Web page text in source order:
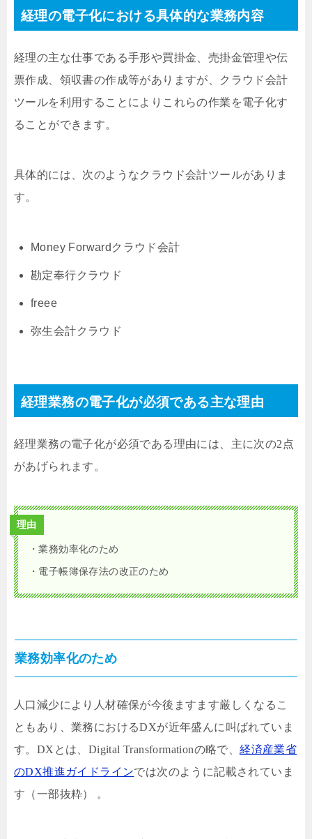
経理の電子化における具体的な業務内容
経理の主な仕事である手形や買掛金、売掛金管理や伝
票作成、領収書の作成等がありますが、クラウド会計
ツールを利用することによりこれらの作業を電子化す
ることができます。
具体的には、次のようなクラウド会計ツールがありま
す。
Money Forwardクラウド会計
勘定奉行クラウド
freee
弥生会計クラウド
経理業務の電子化が必須である主な理由
経理業務の電子化が必須である理由には、主に次の2点
があげられます。
理由
・業務効率化のため
・電子帳簿保存法の改正のため
業務効率化のため
人口減少により人材確保が今後ますます厳しくなるこ
ともあり、業務におけるDXが近年盛んに叫ばれていま
す。DXとは、Digital Transformationの略で、経済産業省
のDX推進ガイドラインでは次のように記載されていま
す（一部抜粋） 。